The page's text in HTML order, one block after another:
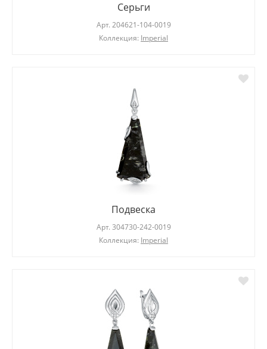
Серьги
Арт. 204621-104-0019
Коллекция: Imperial
Подвеска
Арт. 304730-242-0019
Коллекция: Imperial